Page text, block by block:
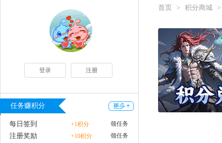
登录 注册
任务赚积分
每日签到 +1积分 领任务
注册奖励 +10积分 领任务
首页 > 积分商城 >